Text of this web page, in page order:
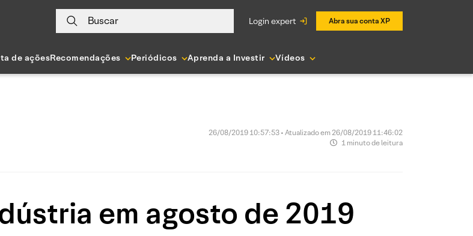
Buscar login expert Abra sua conta XP
de açõesRecomendações Periódicos Aprenda a Investir Vídeos
26/08/2019 10:57:53 • Atualizado em 26/08/2019 11:46:02
1 minuto de leitura
em agosto de 2019